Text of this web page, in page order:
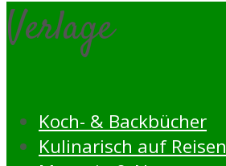
Verlage
Koch- & Backbücher
Kulinarisch auf Reisen